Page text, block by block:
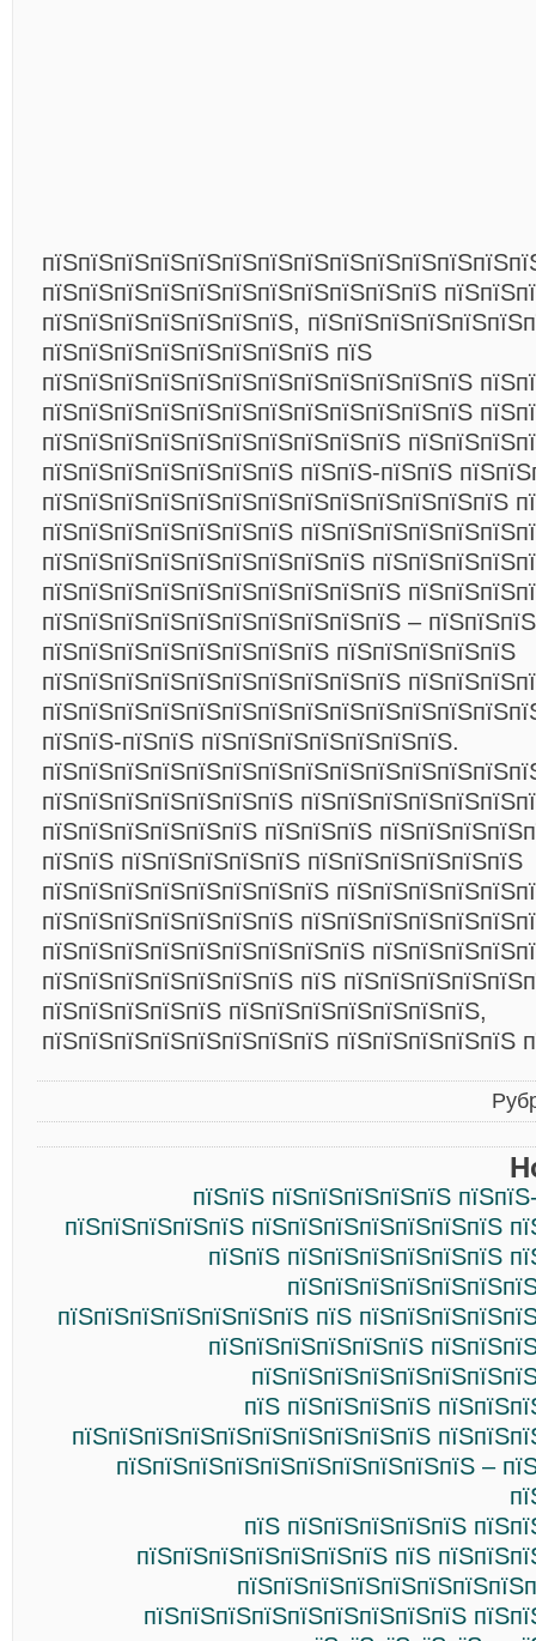
пїЅпїЅпїЅпїЅпїЅпїЅпїЅпїЅпїЅпїЅпїЅ
пїЅпїЅпїЅпїЅпїЅпїЅпїЅ,
пїЅпїЅпїЅпїЅпїЅпїЅпїЅпїЅ пїЅ
пїЅпїЅпїЅпїЅпїЅпїЅпїЅпїЅпїЅпїЅпїЅпїЅ
пїЅпїЅпїЅпїЅпїЅпїЅпїЅпїЅпїЅпїЅпїЅпїЅ
пїЅпїЅпїЅпїЅпїЅпїЅпїЅпїЅпїЅпїЅ
пїЅпїЅпїЅпїЅпїЅпїЅпїЅ пїЅпїЅ-пїЅпїЅ
пїЅпїЅпїЅпїЅпїЅпїЅпїЅпїЅпїЅпїЅпїЅпїЅпїЅ
пїЅпїЅпїЅпїЅпїЅпїЅпїЅ
пїЅпїЅпїЅпїЅпїЅпїЅпїЅпїЅпїЅ
пїЅпїЅпїЅпїЅпїЅпїЅпїЅпїЅпїЅпїЅ
пїЅпїЅпїЅпїЅпїЅпїЅпїЅпїЅпїЅпїЅ –
пїЅпїЅпїЅпїЅпїЅпїЅпїЅпїЅ пїЅпїЅпїЅпїЅпїЅ
пїЅпїЅпїЅпїЅпїЅпїЅпїЅпїЅпїЅпїЅ
пїЅпїЅ-пїЅпїЅ пїЅпїЅпїЅпїЅпїЅпїЅпїЅ.
пїЅпїЅпїЅпїЅпїЅпїЅпїЅ
пїЅпїЅпїЅпїЅпїЅпїЅ пїЅпїЅпїЅ
пїЅпїЅ пїЅпїЅпїЅпїЅпїЅ пїЅпїЅпїЅпїЅпїЅпїЅ
пїЅпїЅпїЅпїЅпїЅпїЅпїЅпїЅ
пїЅпїЅпїЅпїЅпїЅпїЅпїЅ
пїЅпїЅпїЅпїЅпїЅпїЅпїЅпїЅпїЅ
пїЅпїЅпїЅпїЅпїЅпїЅпїЅ пїЅ
пїЅпїЅпїЅпїЅпїЅ пїЅпїЅпїЅпїЅпїЅпїЅпїЅ,
пїЅпїЅпїЅпїЅпїЅпїЅпїЅпїЅ пїЅпїЅпїЅпїЅпїЅ
пїЅпїЅ пїЅпїЅпїЅпїЅпїЅ
пїЅпїЅпїЅпїЅпїЅ пїЅпїЅпїЅпїЅпїЅпїЅпїЅ
пїЅпїЅ пїЅпїЅпїЅпїЅпїЅпїЅ
пїЅпїЅпїЅпїЅпїЅпїЅпїЅ пїЅ
пїЅпїЅпїЅпїЅпїЅпїЅ
пїЅ пїЅпїЅпїЅпїЅ
пїЅпїЅпїЅпїЅпїЅпїЅпїЅпїЅпїЅпїЅ
пїЅпїЅпїЅпїЅпїЅпїЅпїЅпїЅпїЅпїЅ –
пїЅ пїЅпїЅпїЅпїЅпїЅ
пїЅпїЅпїЅпїЅпїЅпїЅпїЅ пїЅ
пїЅпїЅпїЅпїЅпїЅпїЅпїЅпїЅпїЅ